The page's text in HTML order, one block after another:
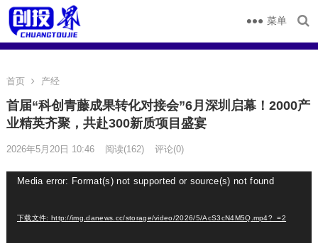
菜单
首页 产经
首届“科创青藤成果转化对接会”6月深圳启幕！2000产
业精英齐聚，共赴300新质项目盛宴
2026年5月20日 10:46 阅读(162) 评论(0)
播
Media error: Format(s) not supported or source(s) not found
下载文件: http://img.danews.cc/storage/video/2026/5/AcS3cN4M5Q.mp4?_=2